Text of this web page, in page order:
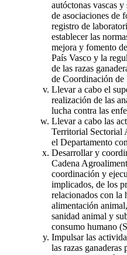
autóctonas vascas
de asociaciones de
registro de
establecer las
mejora y fomento
País Vasco y la
de las razas
de Coordinación de
Llevar a cabo el
realización de las
lucha contra las
Llevar a cabo las
Territorial Sectorial
el Departamento
Desarrollar y
Cadena
coordinación y
implicados, de los
relacionados con la
alimentación
sanidad animal y
consumo humano
Impulsar las
las razas ganaderas